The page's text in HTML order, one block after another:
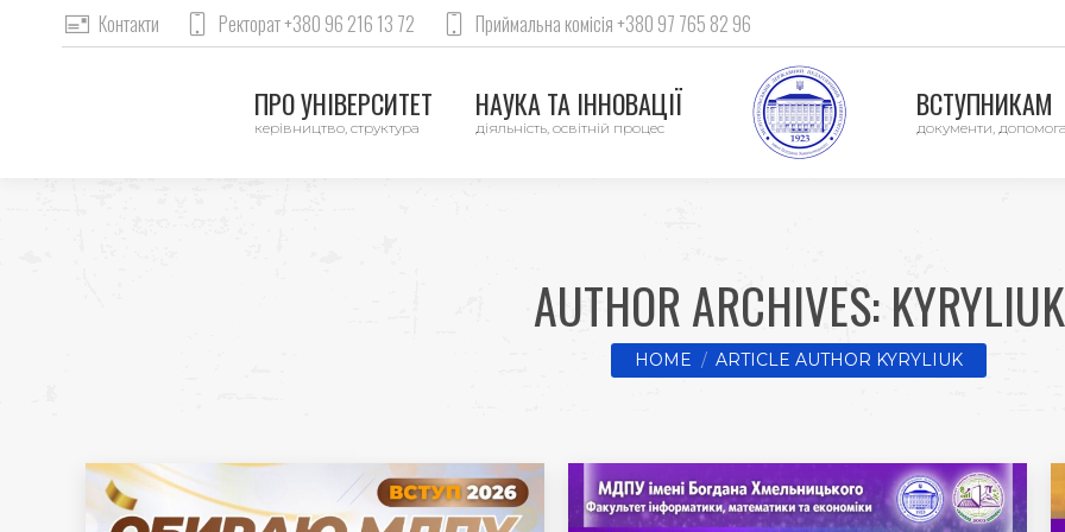
Контакти Ректорат +380 96 216 13 72 Приймальна комісія +380 97 765 82 96
ПРО УНІВЕРСИТЕТ
керівництво, структура
НАУКА ТА ІННОВАЦІЇ
діяльність, освітній процес
ВСТУПНИКАМ
документи, допомога
AUTHOR ARCHIVES: KYRYLIUK
You are here:
HOME ARTICLE AUTHOR KYRYLIUK